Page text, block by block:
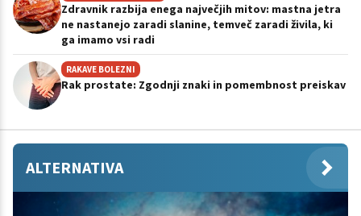
Zdravnik razbija enega največjih mitov: mastna jetra
ne nastanejo zaradi slanine, temveč zaradi živila, ki
ga imamo vsi radi
RAKAVE BOLEZNI
Rak prostate: Zgodnji znaki in pomembnost preiskav
ALTERNATIVA